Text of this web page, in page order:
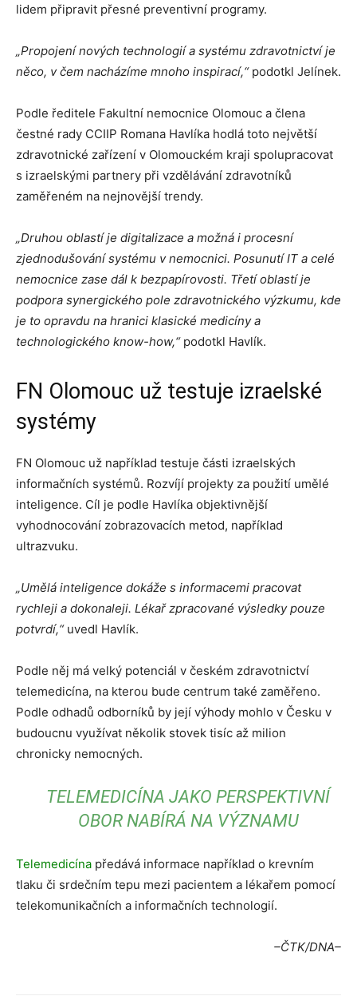
lidem připravit přesné preventivní programy.
„Propojení nových technologií a systému zdravotnictví je
něco, v čem nacházíme mnoho inspirací,“podotkl Jelínek.
Podle ředitele Fakultní nemocnice Olomouc a člena
čestné rady CCIIP Romana Havlíka hodlá toto největší
zdravotnické zařízení v Olomouckém kraji spolupracovat
s izraelskými partnery při vzdělávání zdravotníků
zaměřeném na nejnovější trendy.
„Druhou oblastí je digitalizace a možná i procesní
zjednodušování systému v nemocnici. Posunutí IT a celé
nemocnice zase dál k bezpapírovosti. Třetí oblastí je
podpora synergického pole zdravotnického výzkumu, kde
je to opravdu na hranici klasické medicíny a
technologického know-how,“podotkl Havlík.
FN Olomouc už testuje izraelské
systémy
FN Olomouc už například testuje části izraelských
informačních systémů. Rozvíjí projekty za použití umělé
inteligence. Cíl je podle Havlíka objektivnější
vyhodnocování zobrazovacích metod, například
ultrazvuku.
„Umělá inteligence dokáže s informacemi pracovat
rychleji a dokonaleji. Lékař zpracované výsledky pouze
potvrdí,“uvedl Havlík.
Podle něj má velký potenciál v českém zdravotnictví
telemedicína, na kterou bude centrum také zaměřeno.
Podle odhadů odborníků by její výhody mohlo v Česku v
budoucnu využívat několik stovek tisíc až milion
chronicky nemocných.
TELEMEDICÍNA JAKO PERSPEKTIVNÍ
OBOR NABÍRÁ NA VÝZNAMU
Telemedicína předává informace například o krevním
tlaku či srdečním tepu mezi pacientem a lékařem pomocí
telekomunikačních a informačních technologií.
–ČTK/DNA–